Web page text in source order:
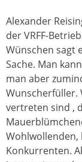
Alexander
der VRFF-
Wünschen sagt
Sache. Man
man aber
Wunscherfüller.
vertreten sind ,
Wohlwollenden,
Konkurrenten.